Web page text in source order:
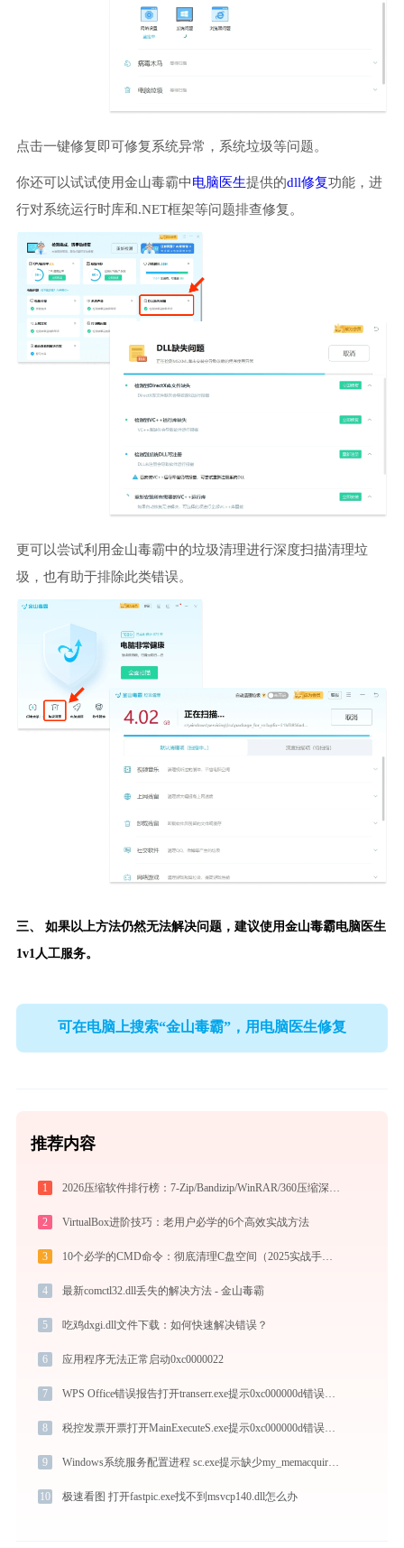
点击一键修复即可修复系统异常，系统垃圾等问题。
你还可以试试使用金山毒霸中电脑医生提供的dll修复功能，进
行对系统运行时库和.NET框架等问题排查修复。
更可以尝试利用金山毒霸中的垃圾清理进行深度扫描清理垃
圾，也有助于排除此类错误。
三、 如果以上方法仍然无法解决问题，建议使用金山毒霸电脑医生
1v1人工服务。
可在电脑上搜索“金山毒霸”，用电脑医生修复
推荐内容
1 2026压缩软件排行榜：7-Zip/Bandizip/WinRAR/360压缩深度对比
2 VirtualBox进阶技巧：老用户必学的6个高效实战方法
3 10个必学的CMD命令：彻底清理C盘空间（2025实战手册）
4 最新comctl32.dll丢失的解决方法 - 金山毒霸
5 吃鸡dxgi.dll文件下载：如何快速解决错误？
6 应用程序无法正常启动0xc0000022
7 WPS Office错误报告打开transerr.exe提示0xc000000d错误码怎么办
8 税控发票开票打开MainExecuteS.exe提示0xc000000d错误码怎么办
9 Windows系统服务配置进程 sc.exe提示缺少my_memacquire_x86.dll文件的解决办法
10 极速看图 打开fastpic.exe找不到msvcp140.dll怎么办